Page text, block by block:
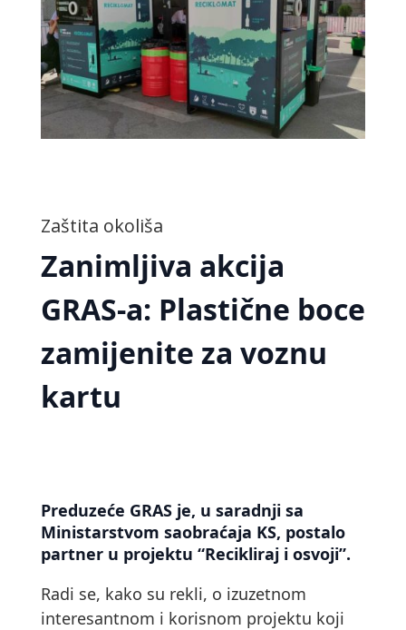
Zaštita okoliša
Zanimljiva akcija
GRAS-a: Plastične boce
zamijenite za voznu
kartu
Preduzeće GRAS je, u saradnji sa
Ministarstvom saobraćaja KS, postalo
partner u projektu “Recikliraj i osvoji”.
Radi se, kako su rekli, o izuzetnom
interesantnom i korisnom projektu koji